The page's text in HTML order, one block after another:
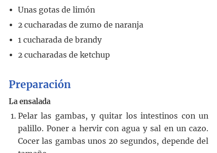
Unas gotas de limón
2 cucharadas de zumo de naranja
1 cucharada de brandy
2 cucharadas de ketchup
Preparación
La ensalada
Pelar las gambas, y quitar los intestinos con un
palillo. Poner a hervir con agua y sal en un cazo.
Cocer las gambas unos 20 segundos, depende del